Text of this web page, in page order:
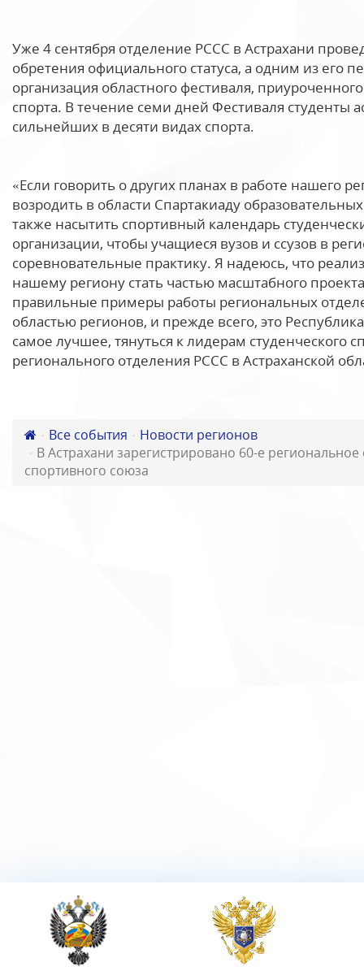
Уже 4 сентября отделение РССС в Астрахани
обретения официального статуса, а одним из его
организация областного фестиваля,
спорта. В течение семи дней Фестиваля студенты
сильнейших в десяти видах спорта.
«Если говорить о других планах в работе нашего
возродить в области Спартакиаду
также насытить спортивный календарь
организации, чтобы учащиеся вузов и ссузов в
соревновательные практику. Я надеюсь, что
нашему региону стать частью масштабного
правильные примеры работы региональных
областью регионов, и прежде всего, это
самое лучшее, тянуться к лидерам студенческого
регионального отделения РССС в Астраханской
Все события
Новости регионов
В Астрахани зарегистрировано 60-е
спортивного союза